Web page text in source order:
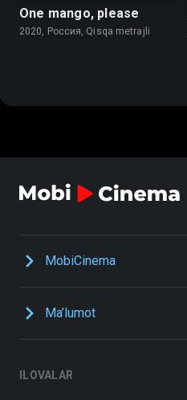
One mango, please
2020, Россия, Qisqa metrajli
MobiCinema
Ma’lumot
ILOVALAR